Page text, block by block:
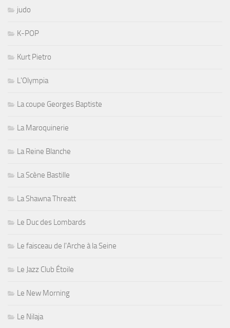
judo
K-POP
Kurt Pietro
L'Olympia
La coupe Georges Baptiste
La Maroquinerie
La Reine Blanche
La Scène Bastille
La Shawna Threatt
Le Duc des Lombards
Le faisceau de l'Arche à la Seine
Le Jazz Club Étoile
Le New Morning
Le Nilaja